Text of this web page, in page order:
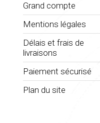
Grand compte
Mentions légales
Délais et frais de
livraisons
Paiement sécurisé
Plan du site